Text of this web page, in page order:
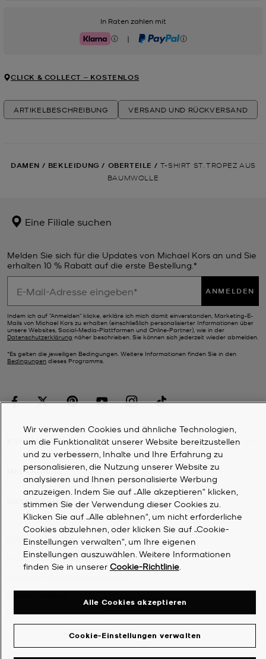
In Raten zahlen mit
Klarna | PayPal
CLICK & COLLECT ‒ KOSTENLOS
ARTIKELBESCHREIBUNG VERSAND UND RÜCKVERSAND
DAMEN / BEKLEIDUNG / OBERTEILE / T-SHIRT ST. TROPEZ AUS
BAUMWOLLE
Eine Filiale suchen
Melden Sie sich für die Updates von Michael Kors an und Sie
erhalten 10 % Rabatt auf die erste Bestellung.*
ANMELDEN
Indem ich auf "Anmelden" klicke, erkläre ich mich damit einverstanden, Marketing-E-
Mails von Michael Kors zu erhalten (einschließlich personalisierter Informationen über
unsere Websites, Social-Media-Plattformen und Online-Partner), wie in der
Datenschutzerklärung näher beschrieben. Sie können sich jederzeit wieder abmelden.
*Es gelten die jeweiligen Bedingungen. Weitere Informationen finden Sie in den
Bedingungen dieses Programms.
KUNDENDIENST
MEIN KONTO
UNTERNEHMEN
2026Michael Kors
Datenschutzrichtlinie
Erklärung zur Barrierefreiheit
Wir verwenden Cookies und ähnliche Technologien,
um die Funktionalität unserer Website bereitzustellen
und zu verbessern, Inhalte und Ihre Erfahrung zu
personalisieren, die Nutzung unserer Website zu
analysieren und Ihnen personalisierte Werbung
anzuzeigen. Indem Sie auf „Alle akzeptieren“ klicken,
stimmen Sie der Verwendung dieser Cookies zu.
Klicken Sie auf „Alle ablehnen“, um nicht erforderliche
Cookies abzulehnen, oder klicken Sie auf „Cookie-
Einstellungen verwalten“, um Ihre eigenen
Einstellungen auszuwählen. Weitere Informationen
finden Sie in unserer Cookie-Richtlinie.
Cookie-Einstellungen verwalten
Alle Cookies akzeptieren